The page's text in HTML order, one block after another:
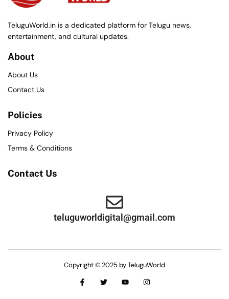
TeluguWorld.in is a dedicated platform for Telugu news,
entertainment, and cultural updates.
About
About Us
Contact Us
Policies
Privacy Policy
Terms & Conditions
Contact Us
teluguworldigital@gmail.com
Copyright © 2025 by TeluguWorld